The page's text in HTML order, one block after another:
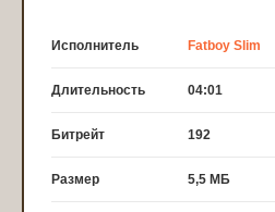
Исполнитель Fatboy Slim
Длительность 04:01
Битрейт 192
Размер 5,5 МБ